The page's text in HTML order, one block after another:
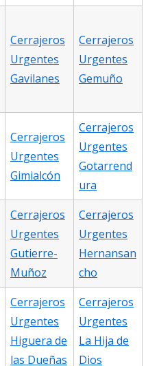
Cerrajeros
Urgentes
Gavilanes
Cerrajeros
Urgentes
Gemuño
Cerrajeros
Urgentes
Gimialcón
Cerrajeros
Urgentes
Gotarrend
ura
Cerrajeros
Urgentes
Gutierre-
Muñoz
Cerrajeros
Urgentes
Hernansan
cho
Cerrajeros
Urgentes
Higuera de
las Dueñas
Cerrajeros
Urgentes
La Hija de
Dios